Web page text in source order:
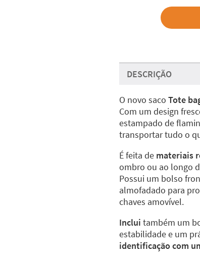
DESCRIÇÃO
O novo saco Tote
Com um design
estampado de
transportar tudo o
É feita de materiais
ombro ou ao longo
Possui um bolso
almofadado para
chaves amovível.
Inclui também um
estabilidade e um
identificação com